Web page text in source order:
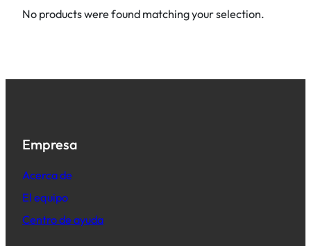
No products were found matching your selection.
Empresa
Acerca de
El equipo
Centro de ayuda